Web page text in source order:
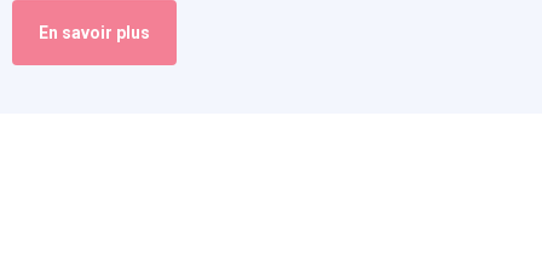
En savoir plus